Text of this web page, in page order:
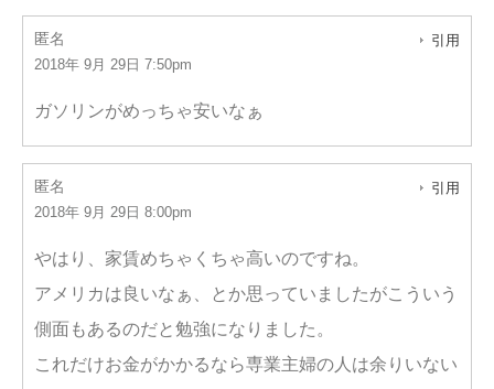
匿名
2018年 9月 29日 7:50pm
引用
ガソリンがめっちゃ安いなぁ
匿名
2018年 9月 29日 8:00pm
引用
やはり、家賃めちゃくちゃ高いのですね。
アメリカは良いなぁ、とか思っていましたがこういう
側面もあるのだと勉強になりました。
これだけお金がかかるなら専業主婦の人は余りいない